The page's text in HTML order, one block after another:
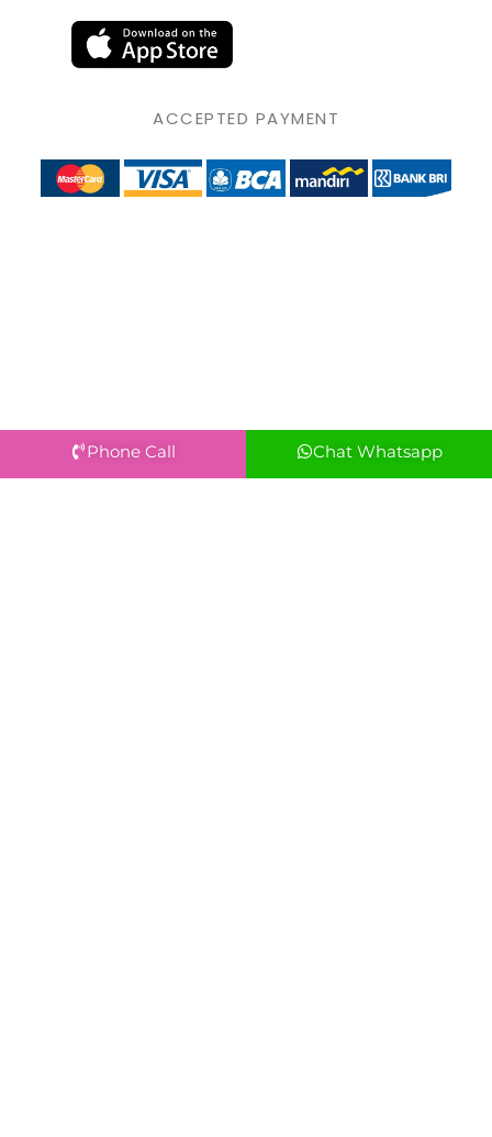
ACCEPTED PAYMENT
Phone Call Chat Whatsapp